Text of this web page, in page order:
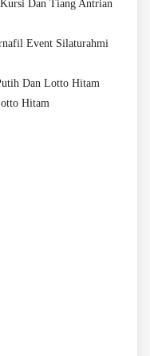
Dan Tiang Antrian
Event Silaturahmi
Dan Lotto Hitam
Hitam